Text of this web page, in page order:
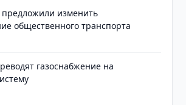
предложили изменить
общественного транспорта
газоснабжение на